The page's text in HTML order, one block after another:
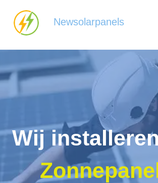
Newsolarpanels
Wij